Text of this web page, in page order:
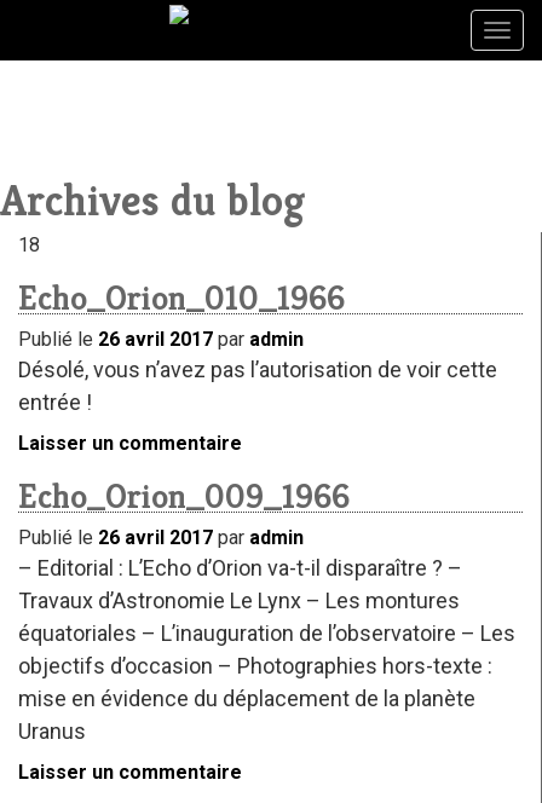
Archives du blog
18
Echo_Orion_010_1966
Publié le 26 avril 2017 par admin
Désolé, vous n’avez pas l’autorisation de voir cette
entrée !
Laisser un commentaire
Echo_Orion_009_1966
Publié le 26 avril 2017 par admin
– Editorial : L’Echo d’Orion va-t-il disparaître ? –
Travaux d’Astronomie Le Lynx – Les montures
équatoriales – L’inauguration de l’observatoire – Les
objectifs d’occasion – Photographies hors-texte :
mise en évidence du déplacement de la planète
Uranus
Laisser un commentaire